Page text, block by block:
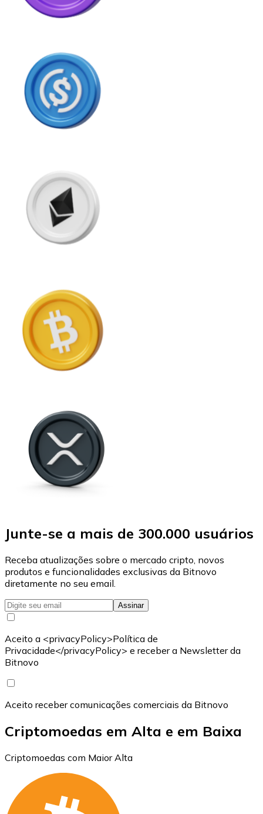
Junte-se a mais de 300.000 usuários
Receba atualizações sobre o mercado cripto, novos
produtos e funcionalidades exclusivas da Bitnovo
diretamente no seu email.
Assinar
Aceito a <privacyPolicy>Política de
Privacidade</privacyPolicy> e receber a Newsletter da
Bitnovo
Aceito receber comunicações comerciais da Bitnovo
Criptomoedas em Alta e em Baixa
Criptomoedas com Maior Alta